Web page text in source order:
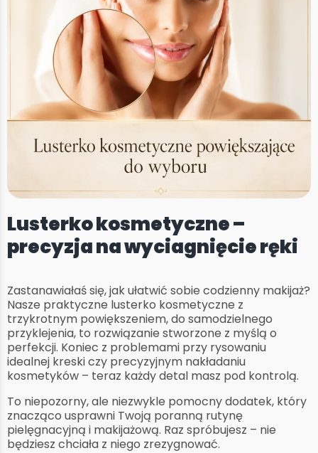
Lusterko kosmetyczne –
precyzja na wyciagnięcie ręki
Zastanawiałaś się, jak ułatwić sobie codzienny makijaż?
Nasze praktyczne lusterko kosmetyczne z
trzykrotnym powiększeniem, do samodzielnego
przyklejenia, to rozwiązanie stworzone z myślą o
perfekcji. Koniec z problemami przy rysowaniu
idealnej kreski czy precyzyjnym nakładaniu
kosmetyków – teraz każdy detal masz pod kontrolą.
To niepozorny, ale niezwykle pomocny dodatek, który
znacząco usprawni Twoją poranną rutynę
pielęgnacyjną i makijażową. Raz spróbujesz – nie
będziesz chciała z niego zrezygnować.